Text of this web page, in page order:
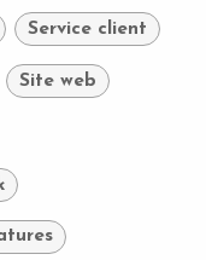
Service client
Site web